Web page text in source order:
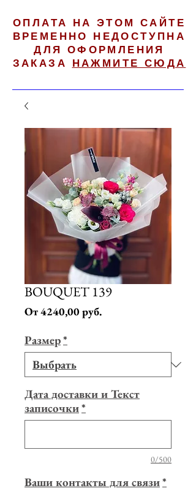
ОПЛАТА НА ЭТОМ САЙТЕ
ВРЕМЕННО НЕДОСТУПНА
ДЛЯ ОФОРМЛЕНИЯ
ЗАКАЗА НАЖМИТЕ СЮДА
BOUQUET 139
От4240,00 руб.Спеццена
Размер*
Дата доставки и Текст
записочки*
0/500
Ваши контакты для связи*